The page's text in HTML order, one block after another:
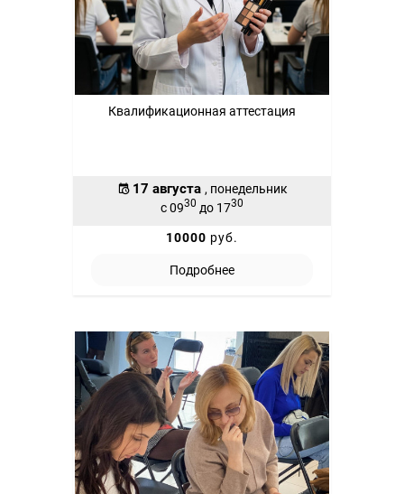
Квалификационная аттестация
17 августа , понедельник
с 0930 до 1730
10000 руб.
Подробнее